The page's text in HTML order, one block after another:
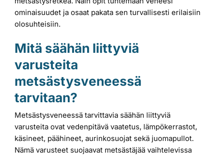
ominaisuudet ja osaat pakata sen turvallisesti erilaisiin
olosuhteisiin.
Mitä säähän liittyviä
varusteita
metsästysveneessä
tarvitaan?
Metsästysveneessä tarvittavia säähän liittyviä
varusteita ovat vedenpitävä vaatetus, lämpökerrastot,
käsineet, päähineet, aurinkosuojat sekä juomapullot.
Nämä varusteet suojaavat metsästäjää vaihtelevissa